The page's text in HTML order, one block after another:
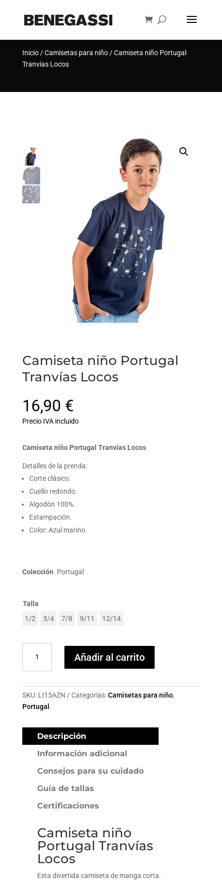
Inicio/Camisetas para niño/ Camiseta niño Portugal
Tranvías Locos
Camiseta niño Portugal
Tranvías Locos
16,90 €
Precio IVA incluido
Camiseta niño Portugal Tranvías Locos
Detalles de la prenda:
Corte clásico.
Cuello redondo.
Algodón 100%.
Estampación.
Color: Azul marino.
Colección Portugal
Talla
1/2
3/4 7/8 9/11 12/14
Portugal
Locos
cantidad
Añadir al carrito
SKU: LI15AZN Categorías:Camisetas para niño,
Portugal
Descripción
Información adicional
Consejos para su cuidado
Guía de tallas
Certificaciones
Camiseta niño
Portugal Tranvías
Locos
Esta divertida camiseta de manga corta.